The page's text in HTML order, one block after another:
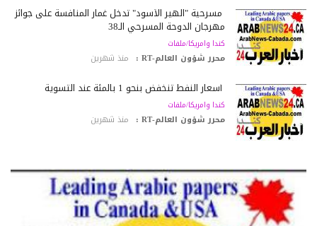
مسرحية "الهير الأسود" تدخل غمار المنافسة على جوائز
مهرجان الدوحة المسرحي الـ38
كندا وامريكا/ملفات
محرر شؤون العالم-RT : منذ شهرين
أسعار النفط تنخفض بنحو 1 بالمئة عند التسوية
كندا وامريكا/ملفات
محرر شؤون العالم-RT : منذ شهرين